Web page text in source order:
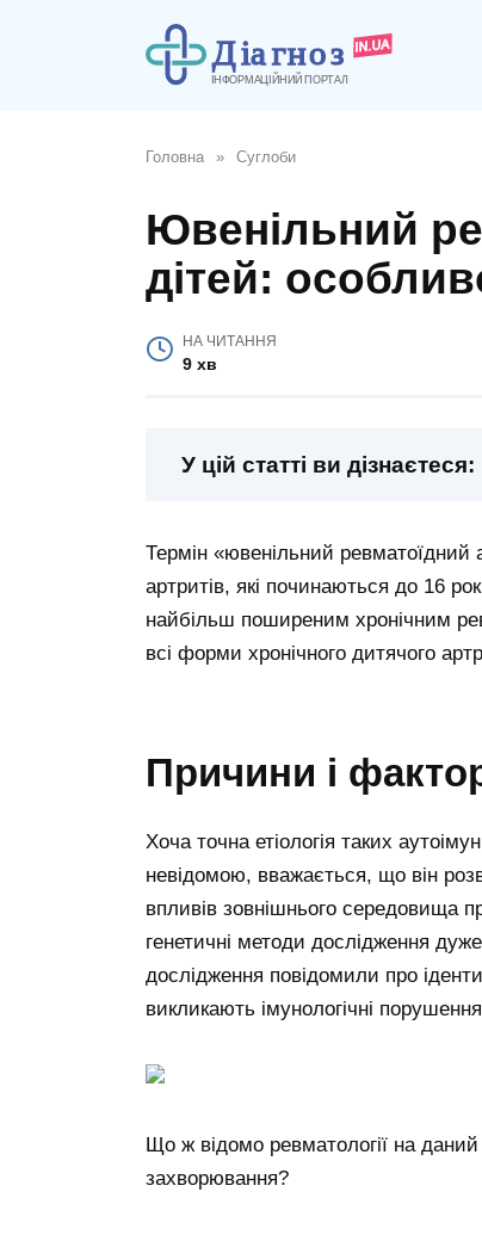
Головна » Суглоби
Ювенільний
дітей:
НА ЧИТАННЯ
9 хв
У цій статті ви дізнаєтеся:
Термін «ювенільний ревматоїдний
артритів, які починаються до 16
найбільш поширеним хронічним
всі форми хронічного дитячого
Причини і
Хоча точна етіологія таких
невідомою, вважається, що він
впливів зовнішнього середовища
генетичні методи дослідження
дослідження повідомили про
викликають імунологічні
Що ж відомо ревматології на
захворювання?